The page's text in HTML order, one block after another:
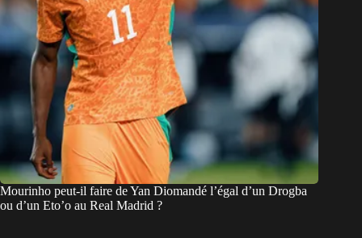
Mourinho peut-il faire de Yan Diomandé l’égal d’un Drogba
ou d’un Eto’o au Real Madrid ?